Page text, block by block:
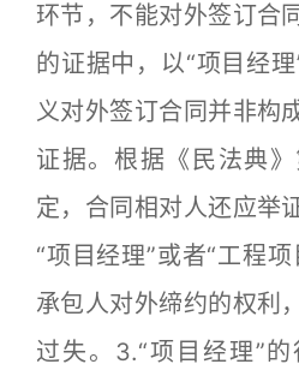
环节，不能对外签订合
的证据中，以“项目经
义对外签订合同并非构
证据。根据《民法典
定，合同相对人还应举
“项目经理”或者“工程项
承包人对外缔约的权利
过失。3.“项目经理”的